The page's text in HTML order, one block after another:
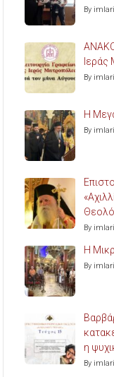
By
By
Η
By
By
Η
By
η
By